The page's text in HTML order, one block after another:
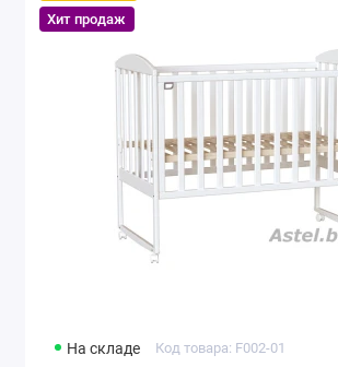
Хит продаж
На складе Код товара: F002-01